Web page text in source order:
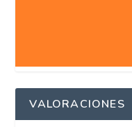
VALORACIONES